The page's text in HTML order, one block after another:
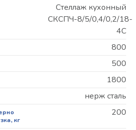
Стеллаж кухонный
СКСПЧ-8/5/0,4/0,2/18-
4С
800
500
1800
нерж сталь
кг
200